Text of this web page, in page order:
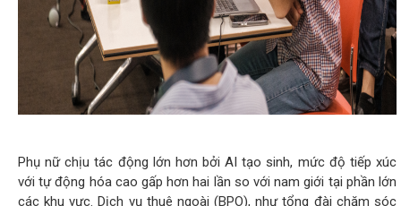
Phụ nữ chịu tác động lớn hơn bởi AI tạo sinh, mức độ tiếp xúc
với tự động hóa cao gấp hơn hai lần so với nam giới tại phần lớn
các khu vực. Dịch vụ thuê ngoài (BPO), như tổng đài chăm sóc